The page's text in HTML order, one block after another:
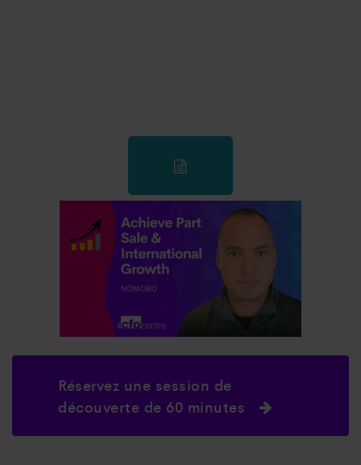
Réservez une session de
découverte de 60 minutes